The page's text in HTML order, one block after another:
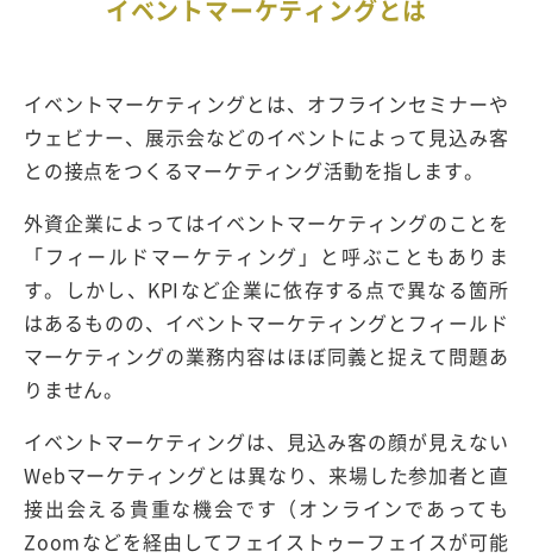
イベントマーケティングとは
イベントマーケティングとは、オフラインセミナーや
ウェビナー、展示会などのイベントによって見込み客
との接点をつくるマーケティング活動を指します。
外資企業によってはイベントマーケティングのことを
「フィールドマーケティング」と呼ぶこともありま
す。しかし、KPIなど企業に依存する点で異なる箇所
はあるものの、イベントマーケティングとフィールド
マーケティングの業務内容はほぼ同義と捉えて問題あ
りません。
イベントマーケティングは、見込み客の顔が見えない
Webマーケティングとは異なり、来場した参加者と直
接出会える貴重な機会です（オンラインであっても
Zoomなどを経由してフェイストゥーフェイスが可能